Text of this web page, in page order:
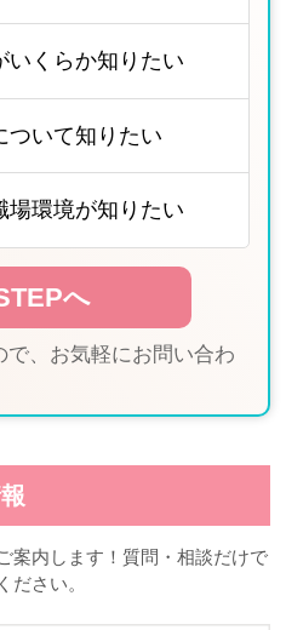
いくらか知りたい
ついて知りたい
場環境が知りたい
、お気軽にお問い合わ
案内します！質問・相談だけで
ださい。